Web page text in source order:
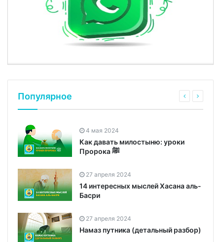
Популярное
4 мая 2024
Как давать милостыню: уроки
Пророка ﷺ
27 апреля 2024
14 интересных мыслей Хасана аль-
Басри
27 апреля 2024
Намаз путника (детальный разбор)